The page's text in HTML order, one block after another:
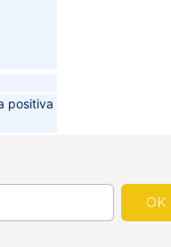
positiva